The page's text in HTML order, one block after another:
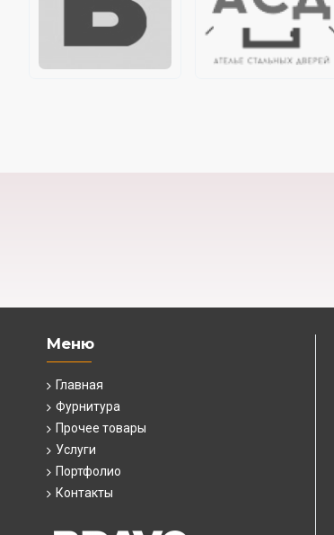
Меню
Главная
Фурнитура
Прочее товары
Услуги
Портфолио
Контакты